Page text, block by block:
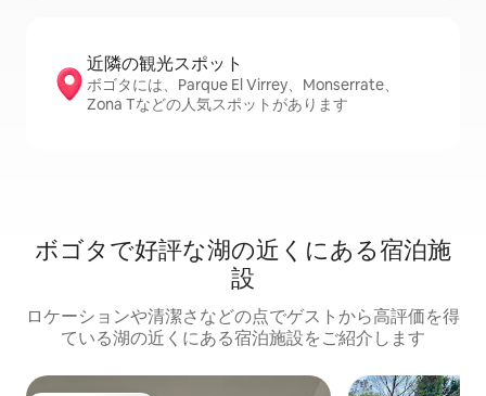
近隣の観光ス⁠ポ⁠ッ⁠ト
ボゴタには、Parque El Virrey、Monserrate、
Zona Tなどの人気スポットがあります
ボゴタで好評な湖の近くにある宿泊施
設
ロケーションや清潔さなどの点でゲストから高評価を得
ている湖の近くにある宿泊施設をご紹介します